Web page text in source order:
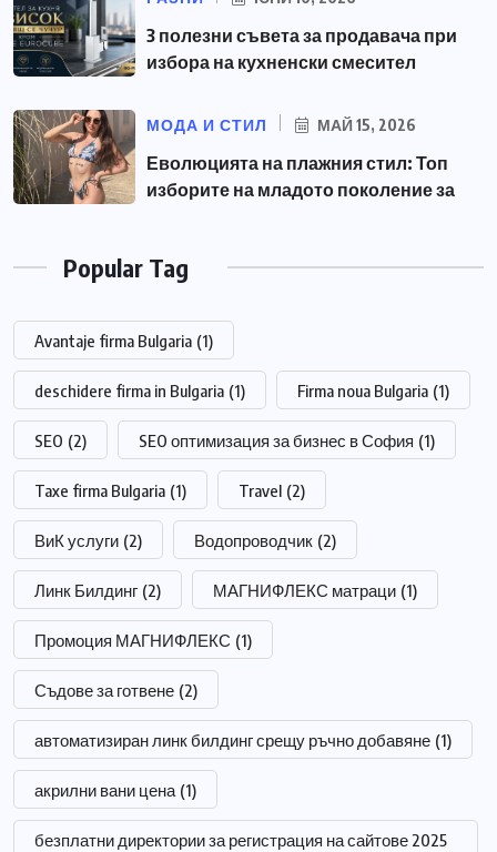
3 полезни съвета за продавача при
избора на кухненски смесител
МОДА И СТИЛ МАЙ 15, 2026
Еволюцията на плажния стил: Топ
изборите на младото поколение за
Popular Tag
Avantaje firma Bulgaria (1)
deschidere firma in Bulgaria (1) Firma noua Bulgaria (1)
SEO (2) SEO оптимизация за бизнес в София (1)
Taxe firma Bulgaria (1) Travel (2)
ВиК услуги (2) Водопроводчик (2)
Линк Билдинг (2) МАГНИФЛЕКС матраци (1)
Промоция МАГНИФЛЕКС (1)
Съдове за готвене (2)
автоматизиран линк билдинг срещу ръчно добавяне (1)
акрилни вани цена (1)
безплатни директории за регистрация на сайтове 2025